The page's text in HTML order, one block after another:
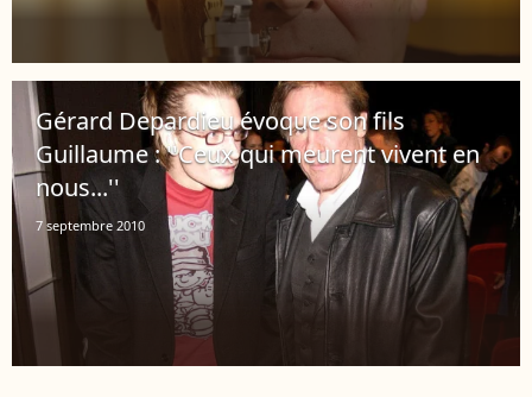
Gérard Depardieu évoque son fils
Guillaume : ''Ceux qui meurent vivent en
nous...''
7 septembre 2010